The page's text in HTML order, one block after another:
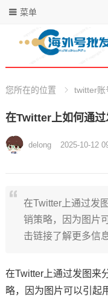
菜单
您所在的位置 twitter账
在Twitter上如何通
delong 2025-10-12
在Twitter上通过发
销策略，因为图片
击链接了解更多信
在Twitter上通过发图来
略，因为图片可以引起